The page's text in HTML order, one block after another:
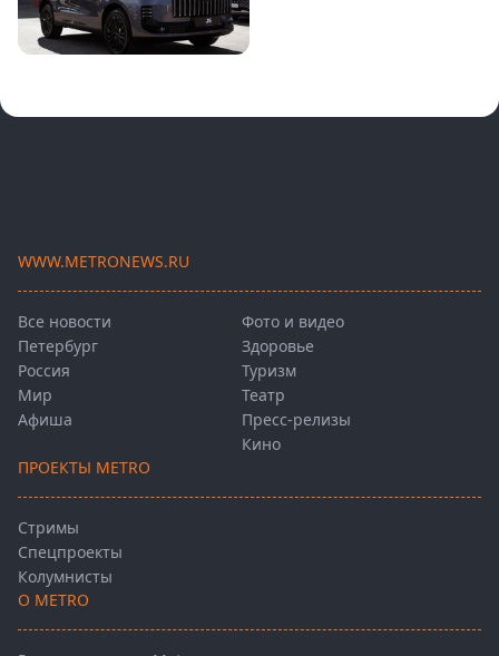
WWW.METRONEWS.RU
Все новости
Петербург
Россия
Мир
Афиша
Фото и видео
Здоровье
Туризм
Театр
Пресс-релизы
Кино
ПРОЕКТЫ METRO
Стримы
Спецпроекты
Колумнисты
О METRO